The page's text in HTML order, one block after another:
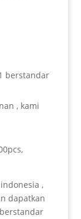
berstandar
, kami
,
dapatkan